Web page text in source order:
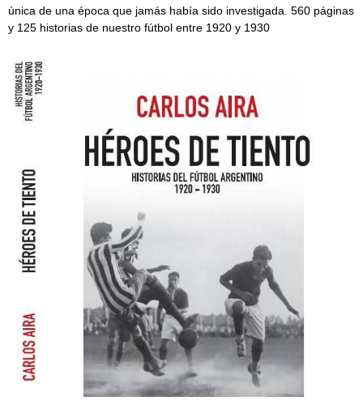
única de una época que jamás había sido investigada. 560 páginas
y 125 historias de nuestro fútbol entre 1920 y 1930